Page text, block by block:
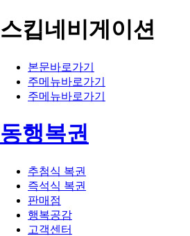
스킵네비게이션
본문바로가기
주메뉴바로가기
주메뉴바로가기
동행복권
추첨식 복권
즉석식 복권
판매점
행복공감
고객센터